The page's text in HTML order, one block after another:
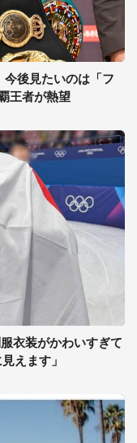
後見たいのは「フ
王者が熱望
衣装がかわいすぎて
えます」